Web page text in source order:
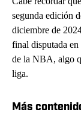
segunda edición
diciembre de
final disputada
de la NBA, algo
liga.
Más